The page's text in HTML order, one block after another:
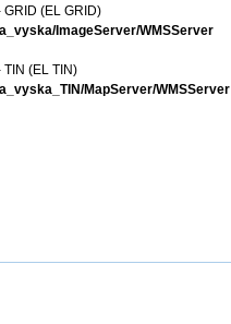
GRID (EL GRID)
ImageServer/WMSServer
(EL TIN)
MapServer/WMSServer